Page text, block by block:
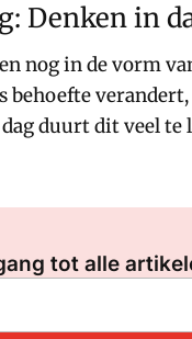
Denken in
nog in de vorm
behoefte
duurt dit veel te
tot alle